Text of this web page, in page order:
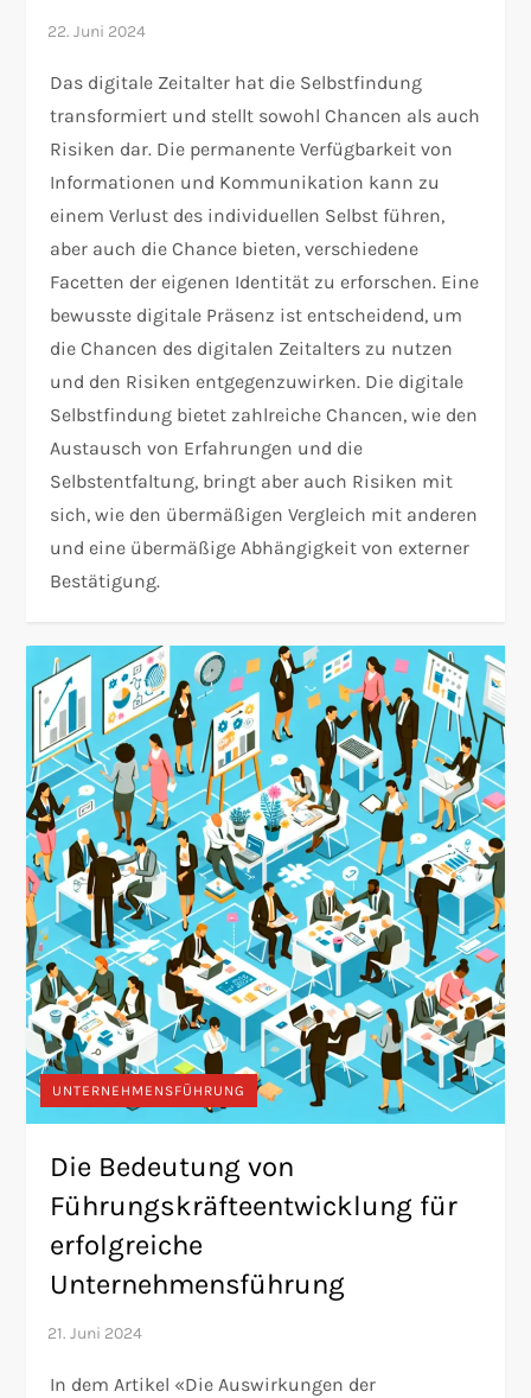
Das digitale Zeitalter hat die Selbstfindung
transformiert und stellt sowohl Chancen als auch
Risiken dar. Die permanente Verfügbarkeit von
Informationen und Kommunikation kann zu
einem Verlust des individuellen Selbst führen,
aber auch die Chance bieten, verschiedene
Facetten der eigenen Identität zu erforschen. Eine
bewusste digitale Präsenz ist entscheidend, um
die Chancen des digitalen Zeitalters zu nutzen
und den Risiken entgegenzuwirken. Die digitale
Selbstfindung bietet zahlreiche Chancen, wie den
Austausch von Erfahrungen und die
Selbstentfaltung, bringt aber auch Risiken mit
sich, wie den übermäßigen Vergleich mit anderen
und eine übermäßige Abhängigkeit von externer
Bestätigung.
UNTERNEHMENSFÜHRUNG
Die Bedeutung von
Führungskräfteentwicklung für
erfolgreiche
Unternehmensführung
In dem Artikel «Die Auswirkungen der